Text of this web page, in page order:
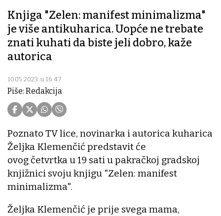
Knjiga "Zelen: manifest minimalizma"
je više antikuharica. Uopće ne trebate
znati kuhati da biste jeli dobro, kaže
autorica
10.05.2023. u 16:47
Piše: Redakcija
Poznato TV lice, novinarka i autorica kuharica
Željka Klemenčić predstavit će
ovog četvrtka u 19 sati u pakračkoj gradskoj
knjižnici svoju knjigu "Zelen: manifest
minimalizma".
Željka Klemenčić je prije svega mama,